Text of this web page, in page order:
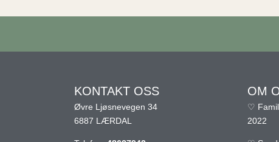
KONTAKT OSS
Øvre Ljøsnevegen 34
6887 LÆRDAL
OM
♡
2022